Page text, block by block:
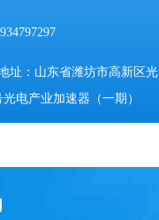
址：山东省潍坊市高新区光
光电产业加速器（一期）